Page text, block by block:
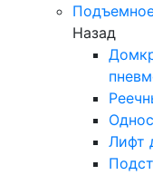
Назад
Лифт